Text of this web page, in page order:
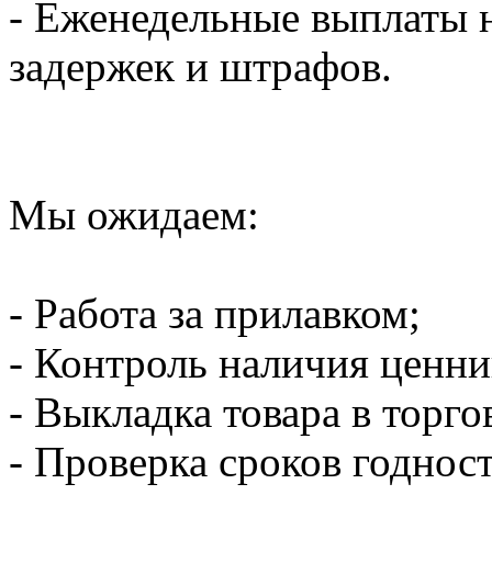
- Еженедельные выплаты
задержек и штрафов.
Мы ожидаем:
- Работа за прилавком;
- Контроль наличия
- Выкладка товара в
- Проверка сроков